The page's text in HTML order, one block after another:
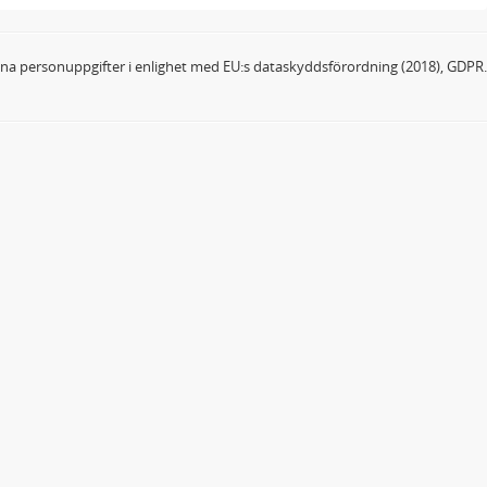
personuppgifter i enlighet med EU:s dataskyddsförordning (2018), GDPR.